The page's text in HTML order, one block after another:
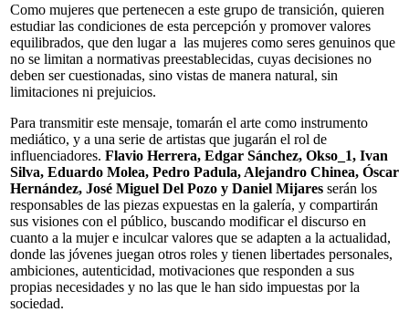
Como mujeres que pertenecen a este grupo de transición, quieren
estudiar las condiciones de esta percepción y promover valores
equilibrados, que den lugar a las mujeres como seres genuinos que
no se limitan a normativas preestablecidas, cuyas decisiones no
deben ser cuestionadas, sino vistas de manera natural, sin
limitaciones ni prejuicios.
Para transmitir este mensaje, tomarán el arte como instrumento
mediático, y a una serie de artistas que jugarán el rol de
influenciadores. Flavio Herrera, Edgar Sánchez, Okso_1, Ivan
Silva, Eduardo Molea, Pedro Padula, Alejandro Chinea, Óscar
Hernández, José Miguel Del Pozo y Daniel Mijares serán los
responsables de las piezas expuestas en la galería, y compartirán
sus visiones con el público, buscando modificar el discurso en
cuanto a la mujer e inculcar valores que se adapten a la actualidad,
donde las jóvenes juegan otros roles y tienen libertades personales,
ambiciones, autenticidad, motivaciones que responden a sus
propias necesidades y no las que le han sido impuestas por la
sociedad.